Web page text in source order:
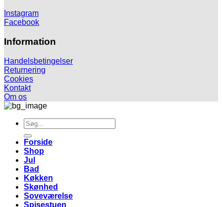
Instagram
Facebook
Information
Handelsbetingelser
Returnering
Cookies
Kontakt
Om os
Søg
efter:
Forside
Shop
Jul
Bad
Køkken
Skønhed
Soveværelse
Spisestuen